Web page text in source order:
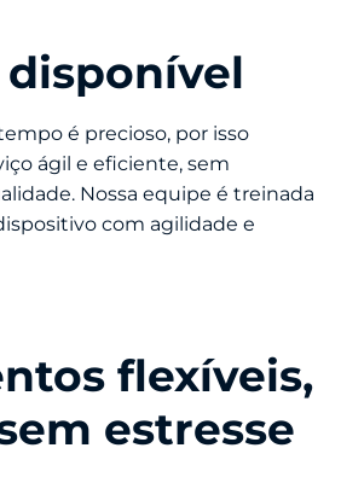
é precioso, por isso
ágil e eficiente, sem
Nossa equipe é treinada
com agilidade e
flexíveis,
estresse